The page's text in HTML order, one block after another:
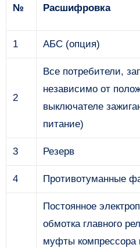
№ Расшифровка
1 АБС (опция)
2
Все потребители,
независимо от
выключателе
питание)
3 Резерв
4 Противотуманные
Постоянное
обмотка главного
муфты ком­прессора